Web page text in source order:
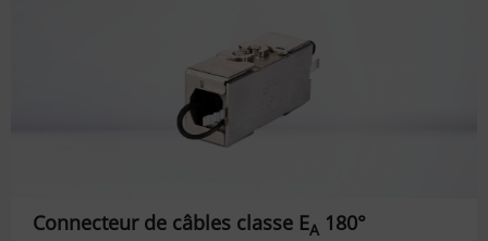
Connecteur de câbles classe EA 180°